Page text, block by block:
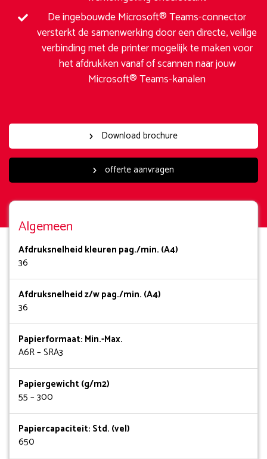
De ingebouwde Microsoft® Teams-connector
versterkt de samenwerking door een directe, veilige
verbinding met de printer mogelijk te maken voor
het afdrukken vanaf of scannen naar jouw
Microsoft® Teams-kanalen
Download brochure
offerte aanvragen
Algemeen
Afdruksnelheid kleuren pag./min. (A4)
36
Afdruksnelheid z/w pag./min. (A4)
36
Papierformaat: Min.-Max.
A6R – SRA3
Papiergewicht (g/m2)
55 – 300
Papiercapaciteit: Std. (vel)
650